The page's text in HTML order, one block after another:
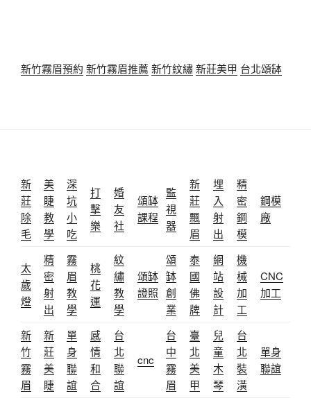
新竹霧眉預約 新竹霧眉推薦 新竹紋繡新莊美甲 台北頌缽
新
莊
除
毛
美
睫
教
學
深
坑
小
吃
打
擊
樂
婚
友
社
頌缽
課程
監
視
器
新
莊
飄
眉
埋
入
射
出
精
密
鋼
模
鋼模
廠
太
歲
燈
精
密
射
出
霧
眉
教
學
桃
花
運
紋
繡
教
學
頌缽
證照
頌
缽
創
業
泰
國
佛
牌
網
站
設
計
機
械
加
工
CNC
加工
新
竹
霧
眉
新
莊
美
睫
單
身
聯
誼
感
情
和
合
台
北
聯
誼
cnc
台
中
霧
眉
臺
北
美
甲
兒
童
木
琴
台
北
裝
潢
單身
聯誼